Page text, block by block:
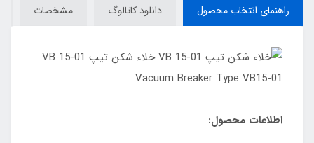
راهنمای انتخاب محصول دانلود کاتالوگ مشخصات
اطلاعات محصول: